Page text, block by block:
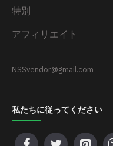
特別
アフィリエイト
NSSvendor@gmail.com
私たちに従ってください